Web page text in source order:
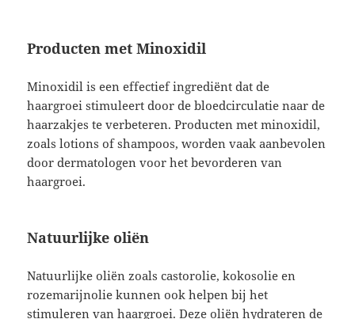
Producten met Minoxidil
Minoxidil is een effectief ingrediënt dat de
haargroei stimuleert door de bloedcirculatie naar de
haarzakjes te verbeteren. Producten met minoxidil,
zoals lotions of shampoos, worden vaak aanbevolen
door dermatologen voor het bevorderen van
haargroei.
Natuurlijke oliën
Natuurlijke oliën zoals castorolie, kokosolie en
rozemarijnolie kunnen ook helpen bij het
stimuleren van haargroei. Deze oliën hydrateren de